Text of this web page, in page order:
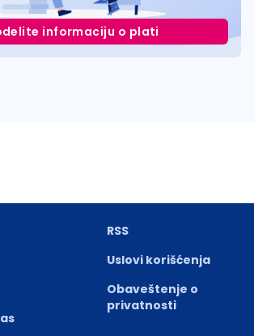
informaciju o plati
RSS
Uslovi korišćenja
Obaveštenje o
privatnosti